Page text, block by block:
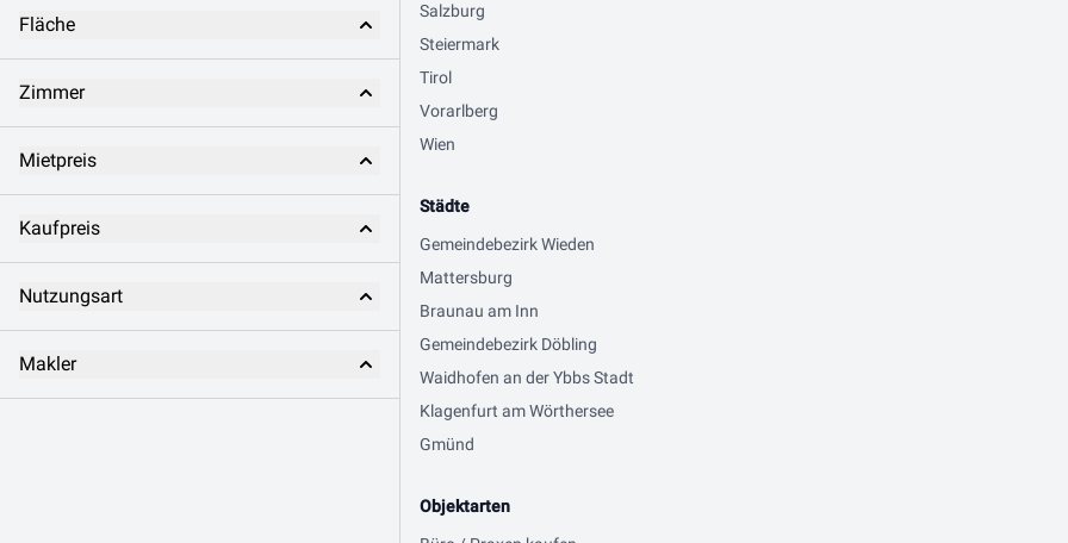
Fläche
Zimmer
Mietpreis
Kaufpreis
Nutzungsart
Makler
Salzburg
Steiermark
Tirol
Vorarlberg
Wien
Städte
Gemeindebezirk Wieden
Mattersburg
Braunau am Inn
Gemeindebezirk Döbling
Waidhofen an der Ybbs Stadt
Klagenfurt am Wörthersee
Gmünd
Objektarten